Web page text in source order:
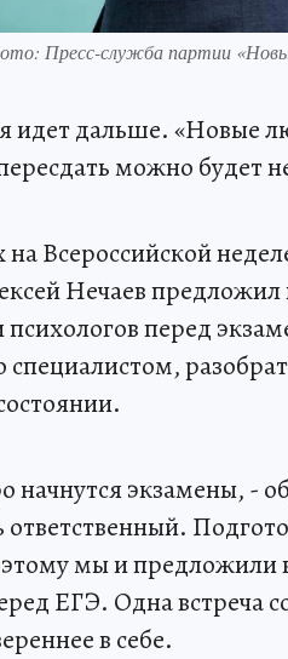
Пресс-служба партии
идет дальше. «Новые
можно будет
Всероссийской
Нечаев
психологов перед
специалистом,
начнутся экзамены, -
мы и предложили
ЕГЭ. Одна встреча
в себе.